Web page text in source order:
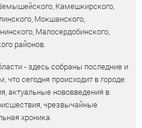
Камешкирского,
Мокшанского,
Малосердобинского,
районов.
- здесь собраны последние и
сегодня происходит в городе:
актуальные нововведения в
чрезвычайные
хроника.